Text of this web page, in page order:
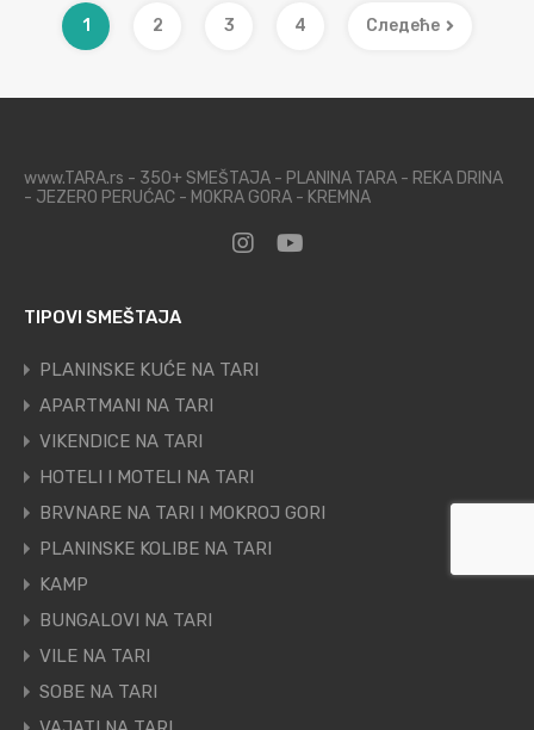
1 2 3 4 Следеће
www.TARA.rs - 350+ SMEŠTAJA - PLANINA TARA - REKA DRINA
- JEZERO PERUĆAC - MOKRA GORA - KREMNA
TIPOVI SMEŠTAJA
PLANINSKE KUĆE NA TARI
APARTMANI NA TARI
VIKENDICE NA TARI
HOTELI I MOTELI NA TARI
BRVNARE NA TARI I MOKROJ GORI
PLANINSKE KOLIBE NA TARI
KAMP
BUNGALOVI NA TARI
VILE NA TARI
SOBE NA TARI